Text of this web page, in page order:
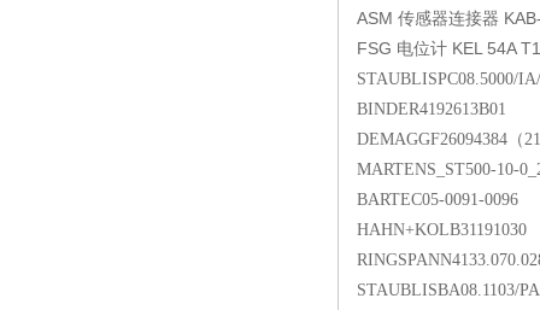
ASM 传感器连接器
FSG 电位计 KEL 54A
STAUBLISPC08.5000/
BINDER4192613B01
DEMAGGF26094384（
MARTENS_ST500-10-
BARTEC05-0091-0096
HAHN+KOLB31191030
STAUBLISBA08.1103/PA